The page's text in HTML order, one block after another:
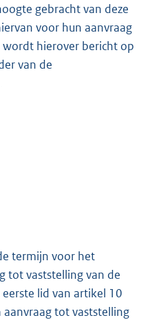
gebracht van deze
voor hun aanvraag
hierover bericht op
van de
termijn voor het
tot vaststelling van de
lid van artikel 10
tot vaststelling